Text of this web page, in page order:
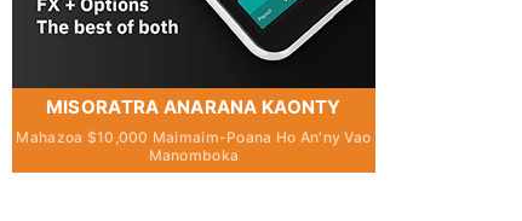
MISORATRA ANARANA KAONTY
Mahazoa $10,000 Maimaim-Poana Ho An'ny Vao
Manomboka